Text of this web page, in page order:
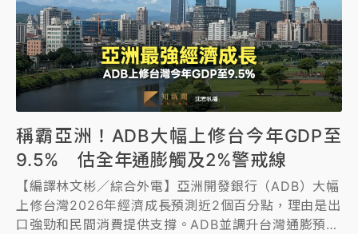
稱霸亞洲！ADB大幅上修台今年GDP至
9.5% 估全年通膨觸及2%警戒線
【編譯林文彬／綜合外電】亞洲開發銀行（ADB）大幅
上修台灣2026年經濟成長預測近2個百分點，理由是出
口強勁和民間消費提供支撐。ADB並調升台灣通膨預